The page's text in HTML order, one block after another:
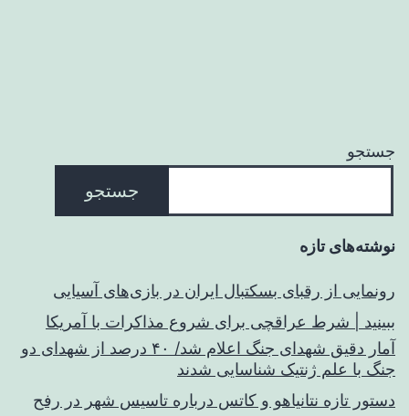
جستجو
جستجو
نوشته‌های تازه
رونمایی از رقبای بسکتبال ایران در بازی‌های آسیایی
ببینید | شرط عراقچی برای شروع مذاکرات با آمریکا
آمار دقیق شهدای جنگ اعلام شد/ ۴۰ درصد از شهدای دو
جنگ با علم ژنتیک شناسایی شدند
دستور تازه نتانیاهو و کاتس درباره تاسیس شهر در رفح